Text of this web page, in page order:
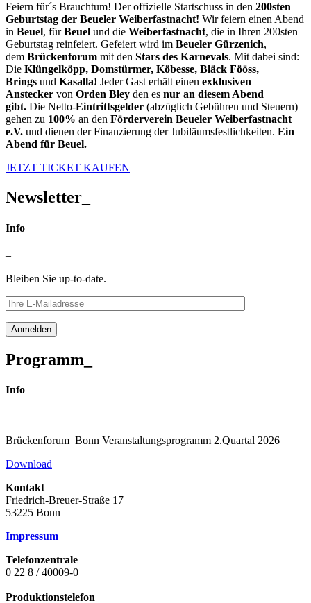
Feiern für´s Brauchtum! Der offizielle Startschuss in den 200sten
Geburtstag der Beueler Weiberfastnacht! Wir feiern einen Abend
in Beuel, fürBeuel und die Weiberfastnacht, die in Ihren 200sten
Geburtstag reinfeiert. Gefeiert wird im Beueler Gürzenich,
dem Brückenforum mit den Stars des Karnevals. Mit dabei sind:
Die Klüngelköpp, Domstürmer, Köbesse, Bläck Fööss,
Brings und Kasalla! Jeder Gast erhält einen exklusiven
Anstecker von Orden Bley den es nur an diesem Abend
gibt. Die Netto-Eintrittsgelder (abzüglich Gebühren und Steuern)
gehen zu 100% an den Förderverein Beueler Weiberfastnacht
e.V. und dienen der Finanzierung der Jubiläumsfestlichkeiten. Ein
Abend für Beuel.
JETZT TICKET KAUFEN
Newsletter_
Info
–
Bleiben Sie up-to-date.
Programm_
Info
–
Brückenforum_Bonn Veranstaltungs­programm 2.Quartal 2026
Download
Kontakt
Friedrich-Breuer-Straße 17
53225 Bonn
Impressum
Telefonzentrale
0 22 8 / 40009-0
Produktionstelefon